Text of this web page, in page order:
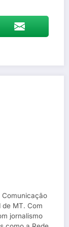
Comunicação
de MT. Com
jornalismo